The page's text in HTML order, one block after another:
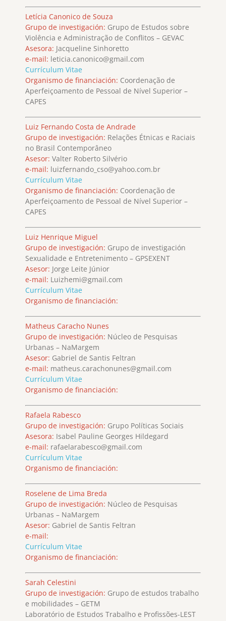
Letícia Canonico de Souza
Grupo de investigación: Grupo de Estudos sobre
Violência e Administração de Conflitos – GEVAC
Asesora: Jacqueline Sinhoretto
e-mail: leticia.canonico@gmail.com
Currículum Vitae
Organismo de financiación: Coordenação de
Aperfeiçoamento de Pessoal de Nível Superior –
CAPES
Luiz Fernando Costa de Andrade
Grupo de investigación: Relações Étnicas e Raciais
no Brasil Contemporâneo
Asesor: Valter Roberto Silvério
e-mail: luizfernando_cso@yahoo.com.br
Currículum Vitae
Organismo de financiación: Coordenação de
Aperfeiçoamento de Pessoal de Nível Superior –
CAPES
Luiz Henrique Miguel
Grupo de investigación: Grupo de investigación
Sexualidade e Entretenimento – GPSEXENT
Asesor: Jorge Leite Júnior
e-mail: Luizhemi@gmail.com
Currículum Vitae
Organismo de financiación:
Matheus Caracho Nunes
Grupo de investigación: Núcleo de Pesquisas
Urbanas – NaMargem
Asesor: Gabriel de Santis Feltran
e-mail: matheus.carachonunes@gmail.com
Currículum Vitae
Organismo de financiación:
Rafaela Rabesco
Grupo de investigación: Grupo Políticas Sociais
Asesora: Isabel Pauline Georges Hildegard
e-mail: rafaelarabesco@gmail.com
Currículum Vitae
Organismo de financiación:
Roselene de Lima Breda
Grupo de investigación: Núcleo de Pesquisas
Urbanas – NaMargem
Asesor: Gabriel de Santis Feltran
e-mail:
Currículum Vitae
Organismo de financiación:
Sarah Celestini
Grupo de investigación: Grupo de estudos trabalho
e mobilidades – GETM
Laboratório de Estudos Trabalho e Profissões-LEST